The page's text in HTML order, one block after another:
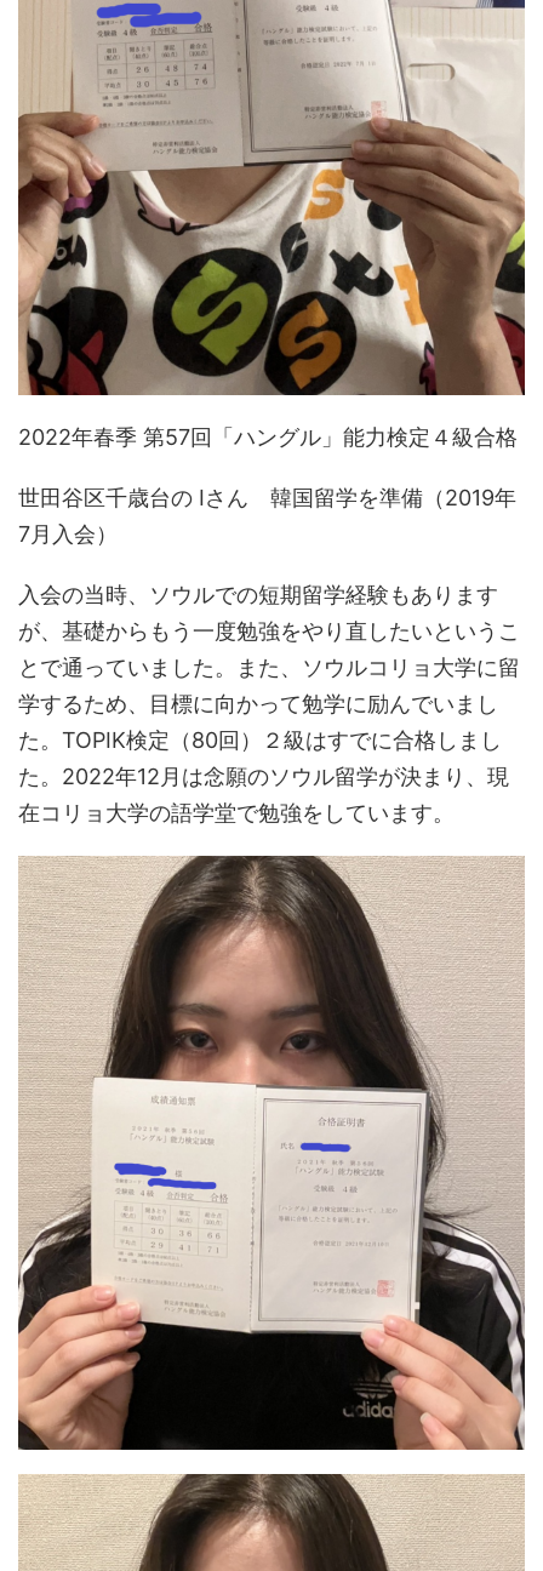
2022年春季 第57回「ハングル」能力検定４級合格
世田谷区千歳台の Iさん 韓国留学を準備（2019年
7月入会）
入会の当時、ソウルでの短期留学経験もあります
が、基礎からもう一度勉強をやり直したいというこ
とで通っていました。また、ソウルコリョ大学に留
学するため、目標に向かって勉学に励んでいまし
た。TOPIK検定（80回）２級はすでに合格しまし
た。2022年12月は念願のソウル留学が決まり、現
在コリョ大学の語学堂で勉強をしています。